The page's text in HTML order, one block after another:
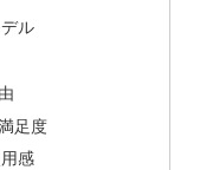
ル
足度
感